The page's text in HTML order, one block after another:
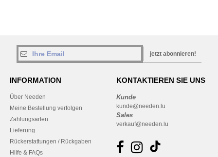
jetzt abonnieren!
INFORMATION
Über Needen
Meine Bestellung verfolgen
Zahlungsarten
Lieferung
Rückerstattungen / Rückgaben
Hilfe & FAQs
KONTAKTIEREN SIE UNS
Kunde
kunde@needen.lu
Sales
verkauf@needen.lu